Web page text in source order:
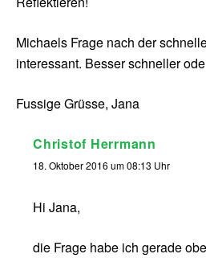
Michaels Frage nach der
interessant. Besser schneller
Fussige Grüsse, Jana
Christof Herrmann
18. Oktober 2016 um 08:13 Uhr
Hi Jana,
die Frage habe ich gerade